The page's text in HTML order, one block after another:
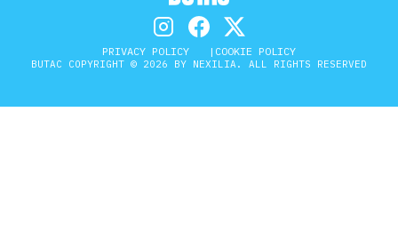
PRIVACY POLICY COOKIE POLICY
BUTAC COPYRIGHT © 2026 BY NEXILIA. ALL RIGHTS RESERVED